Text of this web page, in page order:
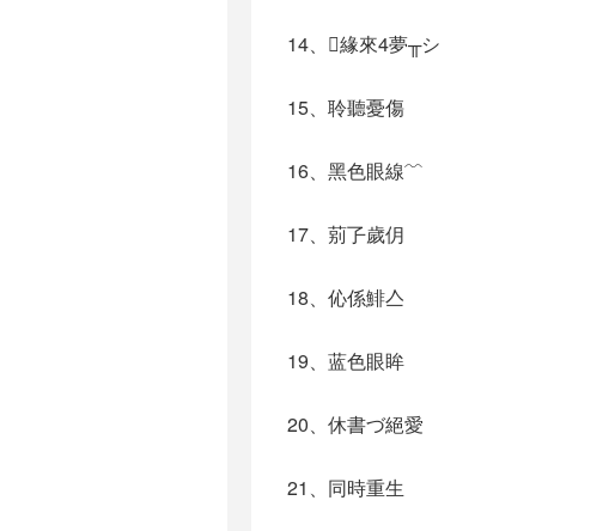
14、緣來4夢╥シ
15、聆聽憂傷
16、黑色眼線﹌
17、莂孒歲仴
18、伈係鯡亼
19、蓝色眼眸
20、休書づ絕愛
21、同時重生